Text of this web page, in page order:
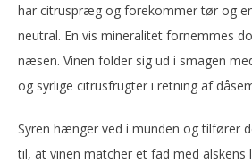
har citruspræg og forekommer tør og
neutral. En vis mineralitet fornemmes
næsen. Vinen folder sig ud i smagen
og syrlige citrusfrugter i retning af
Syren hænger ved i munden og tilfører
til, at vinen matcher et fad med alskens